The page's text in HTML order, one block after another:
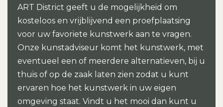
ART District geeft u de mogelijkheid om
kosteloos en vrijblijvend een proefplaatsing
voor uw favoriete kunstwerk aan te vragen.
Onze kunstadviseur komt het kunstwerk, met
eventueel een of meerdere alternatieven, bij u
thuis of op de zaak laten zien zodat u kunt
ervaren hoe het kunstwerk in uw eigen
omgeving staat. Vindt u het mooi dan kunt u